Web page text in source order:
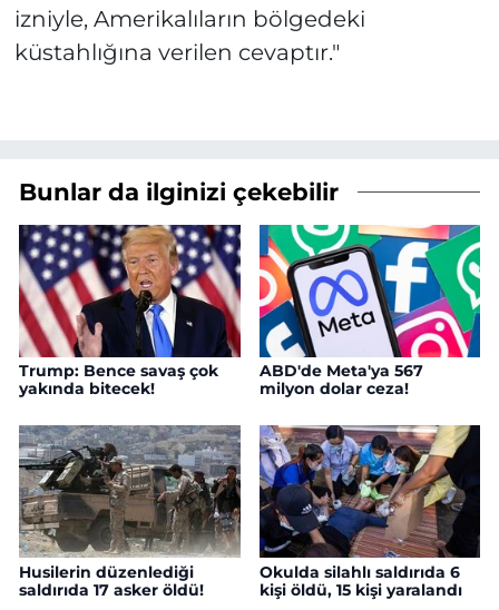
izniyle, Amerikalıların bölgedeki
küstahlığına verilen cevaptır."
Bunlar da ilginizi çekebilir
Trump: Bence savaş çok
yakında bitecek!
ABD'de Meta'ya 567
milyon dolar ceza!
Husilerin düzenlediği
saldırıda 17 asker öldü!
Okulda silahlı saldırıda 6
kişi öldü, 15 kişi yaralandı